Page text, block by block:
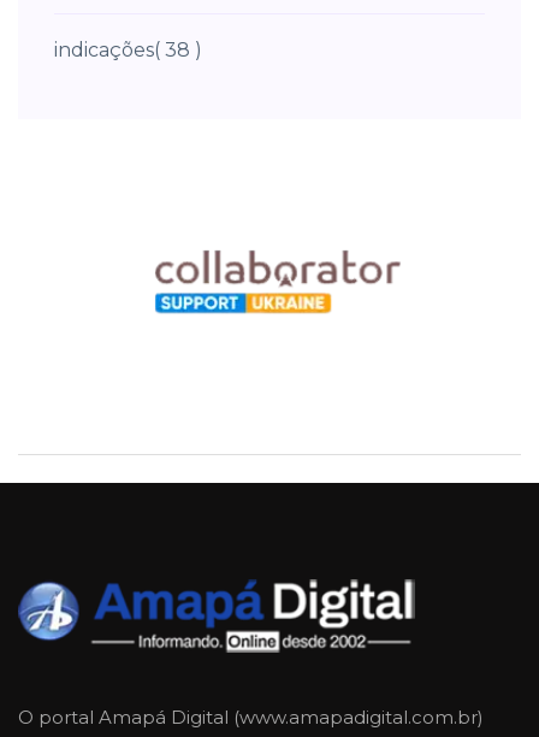
indicações( 38 )
O portal Amapá Digital (www.amapadigital.com.br)